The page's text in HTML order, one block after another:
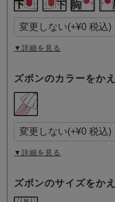
▼詳細を見る
ズボンのカラーをか
▼詳細を見る
ズボンのサイズをか